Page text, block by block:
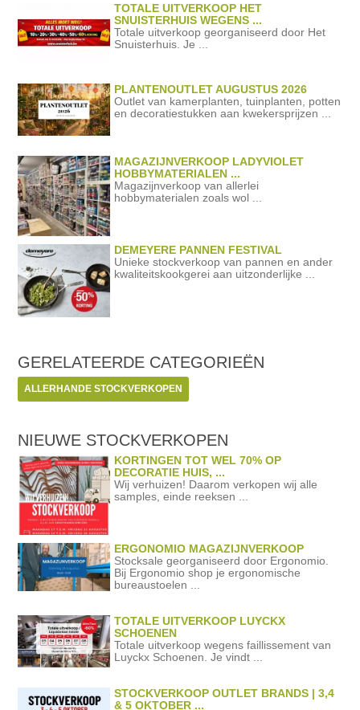
TOTALE UITVERKOOP HET
SNUISTERHUIS WEGENS ...
Totale uitverkoop georganiseerd door Het
Snuisterhuis. Je ...
PLANTENOUTLET AUGUSTUS 2026
Outlet van kamerplanten, tuinplanten, potten
en decoratiestukken aan kwekersprijzen ...
MAGAZIJNVERKOOP LADYVIOLET
HOBBYMATERIALEN ...
Magazijnverkoop van allerlei
hobbymaterialen zoals wol ...
DEMEYERE PANNEN FESTIVAL
Unieke stockverkoop van pannen en ander
kwaliteitskookgerei aan uitzonderlijke ...
GERELATEERDE CATEGORIEËN
ALLERHANDE STOCKVERKOPEN
NIEUWE STOCKVERKOPEN
KORTINGEN TOT WEL 70% OP
DECORATIE HUIS, ...
Wij verhuizen! Daarom verkopen wij alle
samples, einde reeksen ...
ERGONOMIO MAGAZIJNVERKOOP
Stocksale georganiseerd door Ergonomio.
Bij Ergonomio shop je ergonomische
bureaustoelen ...
TOTALE UITVERKOOP LUYCKX
SCHOENEN
Totale uitverkoop wegens faillissement van
Luyckx Schoenen. Je vindt ...
STOCKVERKOOP OUTLET BRANDS | 3,4
& 5 OKTOBER ...